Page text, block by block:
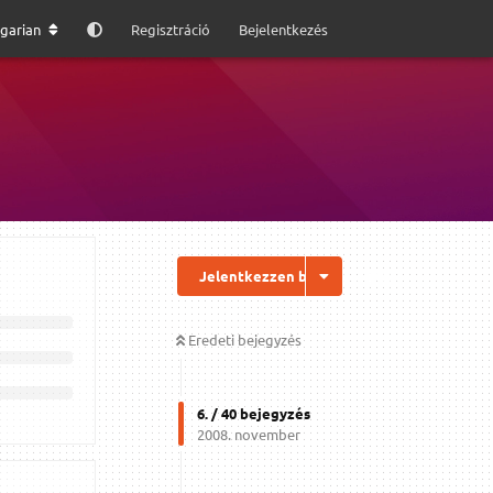
Regisztráció Bejelentkezés
Jelentkezzen be a válaszhoz
Eredeti bejegyzés
6. /40bejegyzés
2008. november